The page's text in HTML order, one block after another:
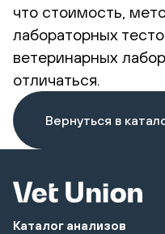
что стоимость,
лабораторных
ветеринарных
отличаться.
Вернуться в
Каталог анализов